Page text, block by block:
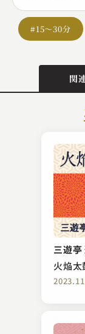
#15～30分
関
三遊亭
火焔太
桃月
転失気